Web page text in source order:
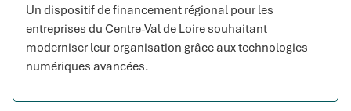
Un dispositif de financement régional pour les
entreprises du Centre-Val de Loire souhaitant
moderniser leur organisation grâce aux technologies
numériques avancées.